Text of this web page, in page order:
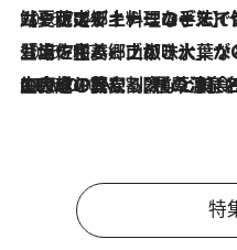
2026.7.24
【夏限定ディナーコース】旬を迎える稚鮎や花ズッキーニなどをイタリア・トスカーナの
2026.7.17
「土佐和ハーブかき氷」がOMO7高知に登場！生姜、山椒、大葉など目にも舌にも涼を呼ぶ郷土の味
2026.7.10
NEW OPEN！【界 草津】名湯の地に誕生。趣の異なる2種の温泉と上州ならではの会席・蕎麦割烹など美食を味わう究極の癒やし旅
特